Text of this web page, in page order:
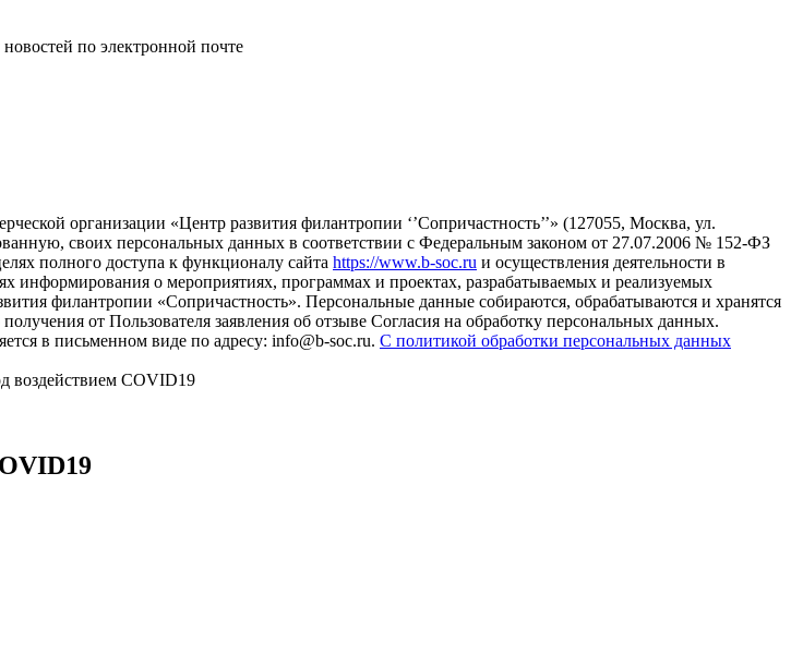
по электронной почте
организации «Центр развития филантропии ‘’Сопричастность’’» (127055, Москва, ул.
своих персональных данных в соответствии с Федеральным законом от 27.07.2006 № 152-ФЗ
полного доступа к функционалу сайта https://www.b-soc.ru и осуществления деятельности в
информирования о мероприятиях, программах и проектах, разрабатываемых и реализуемых
филантропии «Сопричастность». Персональные данные собираются, обрабатываются и хранятся
от Пользователя заявления об отзыве Согласия на обработку персональных данных.
в письменном виде по адресу: info@b-soc.ru. С политикой обработки персональных данных
воздействием COVID19